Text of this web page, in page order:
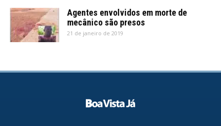
Agentes envolvidos em morte de
mecânico são presos
21 de janeiro de 2019